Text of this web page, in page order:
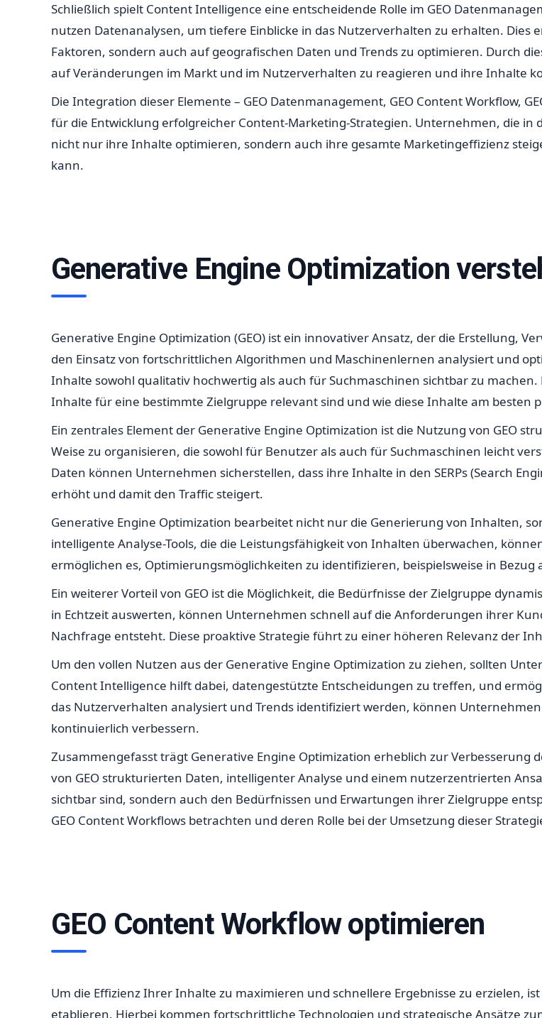
Schließlich spielt Content Intelligence eine entscheidende Rolle im GEO
nutzen Datenanalysen, um tiefere Einblicke in das Nutzerverhalten zu erhalten.
Faktoren, sondern auch auf geografischen Daten und Trends zu optimieren. Durch
auf Veränderungen im Markt und im Nutzerverhalten zu reagieren und ihre Inhalte
Die Integration dieser Elemente – GEO Datenmanagement, GEO Content Workflow,
für die Entwicklung erfolgreicher Content-Marketing-Strategien. Unternehmen, die in
nicht nur ihre Inhalte optimieren, sondern auch ihre gesamte Marketingeffizienz
kann.
Generative Engine Optimization
Generative Engine Optimization (GEO) ist ein innovativer Ansatz, der die Erstellung,
den Einsatz von fortschrittlichen Algorithmen und Maschinenlernen analysiert und
Inhalte sowohl qualitativ hochwertig als auch für Suchmaschinen sichtbar zu
Inhalte für eine bestimmte Zielgruppe relevant sind und wie diese Inhalte am besten
Ein zentrales Element der Generative Engine Optimization ist die Nutzung von GEO
Weise zu organisieren, die sowohl für Benutzer als auch für Suchmaschinen leicht
Daten können Unternehmen sicherstellen, dass ihre Inhalte in den SERPs (Search
erhöht und damit den Traffic steigert.
Generative Engine Optimization bearbeitet nicht nur die Generierung von Inhalten,
intelligente Analyse-Tools, die die Leistungsfähigkeit von Inhalten überwachen,
ermöglichen es, Optimierungsmöglichkeiten zu identifizieren, beispielsweise in
Ein weiterer Vorteil von GEO ist die Möglichkeit, die Bedürfnisse der Zielgruppe
in Echtzeit auswerten, können Unternehmen schnell auf die Anforderungen ihrer
Nachfrage entsteht. Diese proaktive Strategie führt zu einer höheren Relevanz der
Um den vollen Nutzen aus der Generative Engine Optimization zu ziehen, sollten
Content Intelligence hilft dabei, datengestützte Entscheidungen zu treffen, und
das Nutzerverhalten analysiert und Trends identifiziert werden, können
kontinuierlich verbessern.
Zusammengefasst trägt Generative Engine Optimization erheblich zur Verbesserung
von GEO strukturierten Daten, intelligenter Analyse und einem nutzerzentrierten
sichtbar sind, sondern auch den Bedürfnissen und Erwartungen ihrer Zielgruppe
GEO Content Workflows betrachten und deren Rolle bei der Umsetzung dieser
GEO Content Workflow optimieren
Um die Effizienz Ihrer Inhalte zu maximieren und schnellere Ergebnisse zu erzielen,
etablieren. Hierbei kommen fortschrittliche Technologien und strategische Ansätze